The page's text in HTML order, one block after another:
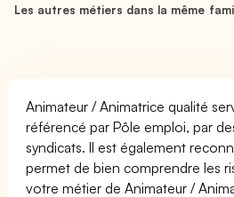
Les autres métiers dans la même
Animateur / Animatrice qualité
référencé par Pôle emploi, par
syndicats. Il est également
permet de bien comprendre les
votre métier de Animateur /